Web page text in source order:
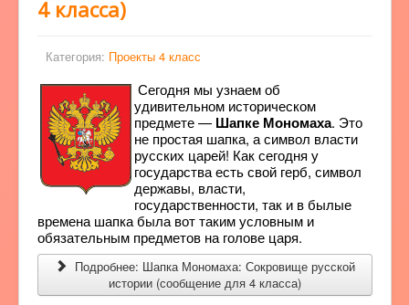
4 класса)
Категория: Проекты 4 класс
Сегодня мы узнаем об
удивительном историческом
предмете — Шапке Мономаха. Это
не простая шапка, а символ власти
русских царей! Как сегодня у
государства есть свой герб, символ
державы, власти,
государственности, так и в былые
времена шапка была вот таким условным и
обязательным предметов на голове царя.
Подробнее: Шапка Мономаха: Сокровище русской
истории (сообщение для 4 класса)